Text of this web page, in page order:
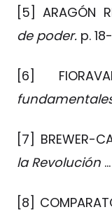
[5] ARAGÓN
de poder. p.
[6]
[7] BREWER-
la Revolución
[8]